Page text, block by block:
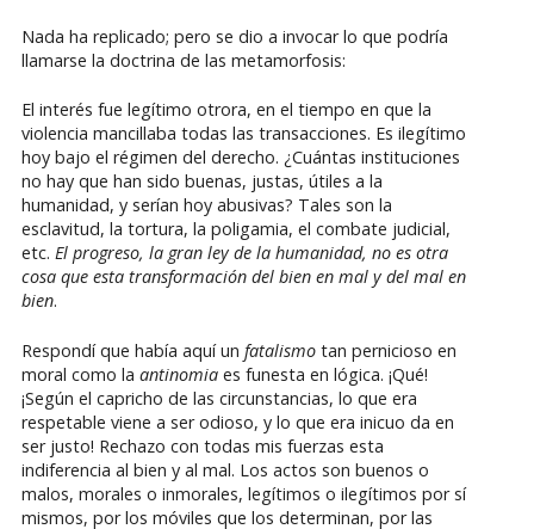
Nada ha replicado; pero se dio a invocar lo que podría
llamarse la doctrina de las metamorfosis:
El interés fue legítimo otrora, en el tiempo en que la
violencia mancillaba todas las transacciones. Es ilegítimo
hoy bajo el régimen del derecho. ¿Cuántas instituciones
no hay que han sido buenas, justas, útiles a la
humanidad, y serían hoy abusivas? Tales son la
esclavitud, la tortura, la poligamia, el combate judicial,
etc. El progreso, la gran ley de la humanidad, no es otra
cosa que esta transformación del bien en mal y del mal en
bien.
Respondí que había aquí un fatalismotan pernicioso en
moral como la antinomiaes funesta en lógica. ¡Qué!
¡Según el capricho de las circunstancias, lo que era
respetable viene a ser odioso, y lo que era inicuo da en
ser justo! Rechazo con todas mis fuerzas esta
indiferencia al bien y al mal. Los actos son buenos o
malos, morales o inmorales, legítimos o ilegítimos por sí
mismos, por los móviles que los determinan, por las